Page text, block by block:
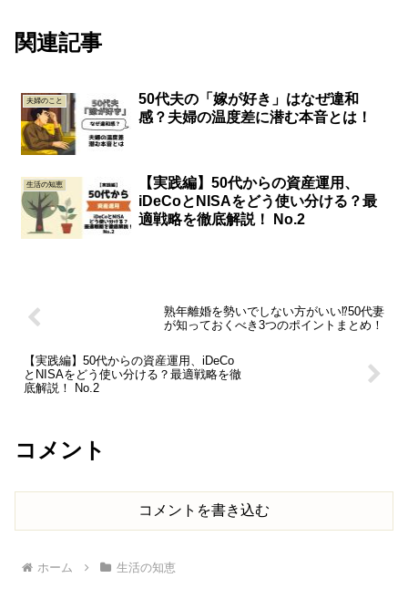
関連記事
夫婦のこと
50代夫の「嫁が好き」はなぜ違和
感？夫婦の温度差に潜む本音とは！
生活の知恵
【実践編】50代からの資産運用、
iDeCoとNISAをどう使い分ける？最
適戦略を徹底解説！ No.2
熟年離婚を勢いでしない方がいい⁉︎50代妻
が知っておくべき3つのポイントまとめ！
【実践編】50代からの資産運用、iDeCo
とNISAをどう使い分ける？最適戦略を徹
底解説！ No.2
コメント
コメントを書き込む
ホーム 生活の知恵